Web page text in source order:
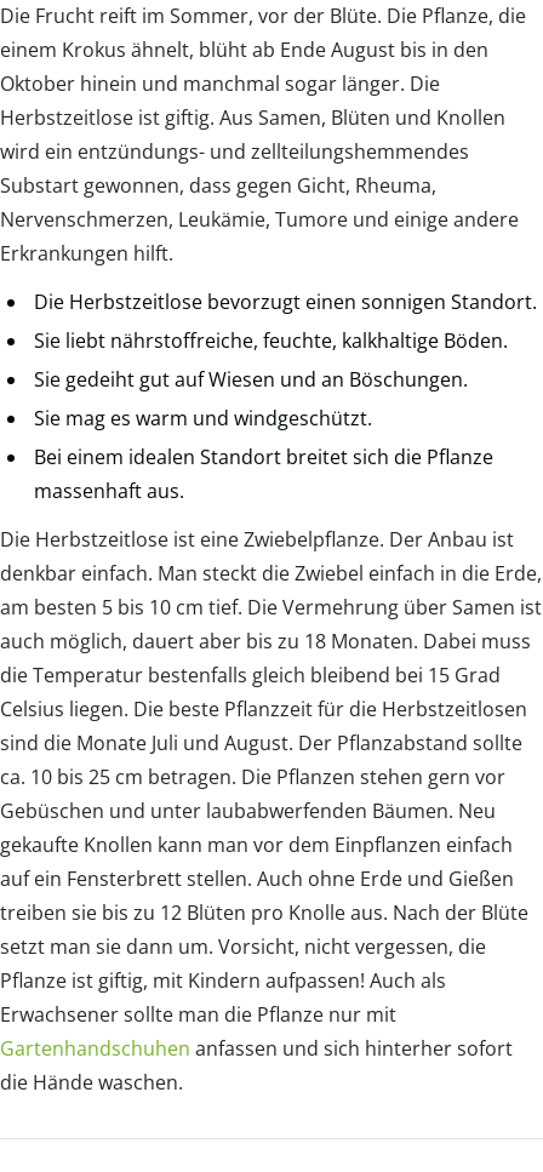
Die Frucht reift im Sommer, vor der Blüte. Die Pflanze, die
einem Krokus ähnelt, blüht ab Ende August bis in den
Oktober hinein und manchmal sogar länger. Die
Herbstzeitlose ist giftig. Aus Samen, Blüten und Knollen
wird ein entzündungs- und zellteilungshemmendes
Substart gewonnen, dass gegen Gicht, Rheuma,
Nervenschmerzen, Leukämie, Tumore und einige andere
Erkrankungen hilft.
Die Herbstzeitlose bevorzugt einen sonnigen Standort.
Sie liebt nährstoffreiche, feuchte, kalkhaltige Böden.
Sie gedeiht gut auf Wiesen und an Böschungen.
Sie mag es warm und windgeschützt.
Bei einem idealen Standort breitet sich die Pflanze
massenhaft aus.
Die Herbstzeitlose ist eine Zwiebelpflanze. Der Anbau ist
denkbar einfach. Man steckt die Zwiebel einfach in die Erde,
am besten 5 bis 10 cm tief. Die Vermehrung über Samen ist
auch möglich, dauert aber bis zu 18 Monaten. Dabei muss
die Temperatur bestenfalls gleich bleibend bei 15 Grad
Celsius liegen. Die beste Pflanzzeit für die Herbstzeitlosen
sind die Monate Juli und August. Der Pflanzabstand sollte
ca. 10 bis 25 cm betragen. Die Pflanzen stehen gern vor
Gebüschen und unter laubabwerfenden Bäumen. Neu
gekaufte Knollen kann man vor dem Einpflanzen einfach
auf ein Fensterbrett stellen. Auch ohne Erde und Gießen
treiben sie bis zu 12 Blüten pro Knolle aus. Nach der Blüte
setzt man sie dann um. Vorsicht, nicht vergessen, die
Pflanze ist giftig, mit Kindern aufpassen! Auch als
Erwachsener sollte man die Pflanze nur mit
Gartenhandschuhen anfassen und sich hinterher sofort
die Hände waschen.